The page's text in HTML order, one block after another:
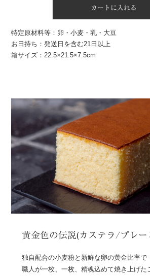
カートに入れる
特定原材料等：卵・小麦・乳・大豆
お日持ち：発送日を含む21日以上
箱サイズ：22.5×21.5×7.5cm
黄金色の伝説(カステラ/プレー
独自配合の小麦粉と新鮮な卵の黄金比率で
職人が一枚、一枚、精魂込めて焼き上げた